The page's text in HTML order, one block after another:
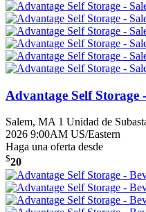
Advantage Self Storage
Salem, MA 1 Unidad de
2026 9:00AM US/Eastern
Haga una oferta desde
$20